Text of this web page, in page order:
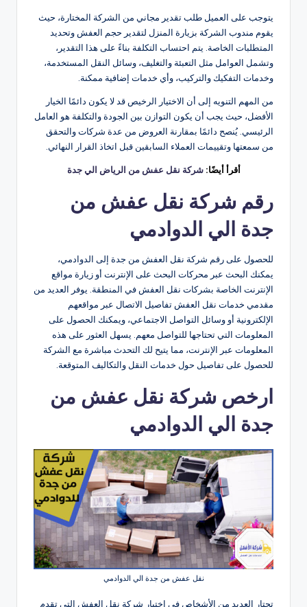
يتوجب على العميل طلب تقدير مجاني من الشركة المختارة، حيث
يقوم مندوب الشركة بزيارة المنزل لتقدير حجم العفش وتحديد
المتطلبات الخاصة. يتم احتساب التكلفة بناءً على هذا التقدير،
وتشمل العوامل مثل التعبئة والتغليف، وسائل النقل المستخدمة،
وخدمات التفكيك والتركيب، وأي خدمات إضافية ممكنة.
من المهم التنويه إلى أن الاختيار الرخيص قد لا يكون دائمًا الخيار
الأفضل، حيث يجب أن يكون التوازن بين الجودة والتكلفة هو العامل
الرئيسي. يُنصح دائمًا بمقارنة العروض من عدة شركات والتحقق
من سمعتها وتقييمات العملاء السابقين قبل اتخاذ القرار النهائي.
أقرأ أيضًا:شركة نقل عفش من الرياض الي جدة
رقم شركة نقل عفش من
جدة الي الدوادمي
للحصول على رقم شركة نقل العفش من جدة إلى الدوادمي،
يمكنك البحث عبر محركات البحث على الإنترنت أو زيارة مواقع
الإنترنت الخاصة بشركات نقل العفش في المنطقة. يوفر العديد من
مقدمي خدمات نقل العفش تفاصيل الاتصال عبر مواقعهم
الإلكترونية أو وسائل التواصل الاجتماعي، ويمكنك الحصول على
المعلومات التي تحتاجها للتواصل معهم. يسهل العثور على هذه
المعلومات عبر الإنترنت، مما يتيح لك التحدث مباشرة مع الشركة
للحصول على تفاصيل حول خدمات النقل والتكاليف المتوقعة.
ارخص شركة نقل عفش من
جدة الي الدوادمي
نقل عفش من جدة الي الدوادمي
تحتار العديد من الأشخاص في اختيار شركة نقل العفش التي تقدم